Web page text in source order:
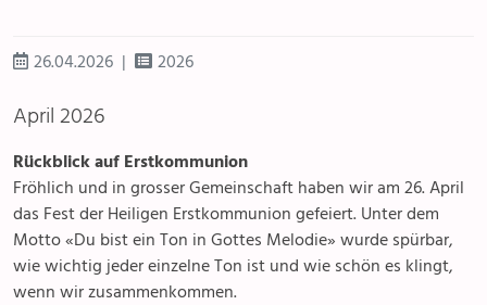
26.04.2026 2026
April 2026
Rückblick auf Erstkommunion
Fröhlich und in grosser Gemeinschaft haben wir am 26. April
das Fest der Heiligen Erstkommunion gefeiert. Unter dem
Motto «Du bist ein Ton in Gottes Melodie» wurde spürbar,
wie wichtig jeder einzelne Ton ist und wie schön es klingt,
wenn wir zusammenkommen.
Walenstadt